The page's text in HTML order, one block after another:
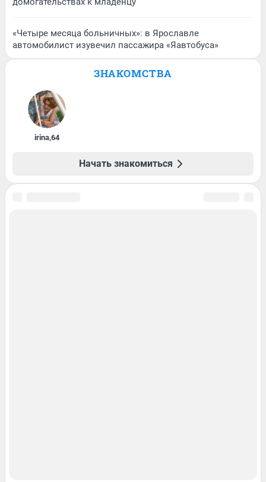
«Четыре месяца больничных»: в Ярославле
автомобилист изувечил пассажира «Яавтобуса»
ЗНАКОМСТВА
irina,64
Начать знакомиться